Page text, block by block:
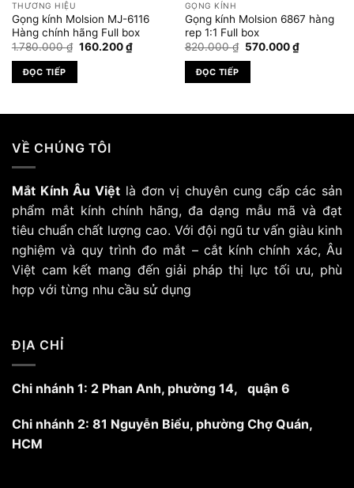
THƯƠNG HIỆU
Gọng kính Molsion MJ-6116
Hàng chính hãng Full box
1.780.000₫ Giá
160.200₫Giá
hiện
160.200 ₫.
ĐỌC TIẾP
GỌNG KÍNH
Gọng kính Molsion 6867 hàng
rep 1:1 Full box
820.000₫ Giá
570.000₫Giá
hiện
ĐỌC TIẾP
₫.
VỀ CHÚNG TÔI
Mắt Kính Âu Việt là đơn vị chuyên cung cấp các sản
phẩm mắt kính chính hãng, đa dạng mẫu mã và đạt
tiêu chuẩn chất lượng cao. Với đội ngũ tư vấn giàu kinh
nghiệm và quy trình đo mắt – cắt kính chính xác, Âu
Việt cam kết mang đến giải pháp thị lực tối ưu, phù
hợp với từng nhu cầu sử dụng
ĐỊA CHỈ
Chi nhánh 1: 2 Phan Anh, phường 14, quận 6
Chi nhánh 2: 81 Nguyễn Biểu, phường Chợ Quán,
HCM